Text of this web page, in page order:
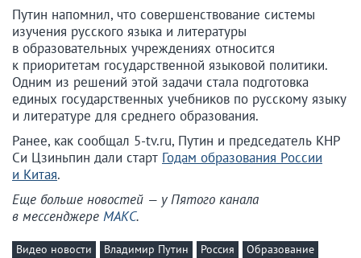
Путин напомнил, что совершенствование системы
изучения русского языка и литературы
в образовательных учреждениях относится
к приоритетам государственной языковой политики.
Одним из решений этой задачи стала подготовка
единых государственных учебников по русскому языку
и литературе для среднего образования.
Ранее, как сообщал 5-tv.ru, Путин и председатель КНР
Си Цзиньпин дали старт Годам образования России
и Китая.
Еще больше новостей — у Пятого канала
в мессенджере МАКС.
Видео новости Владимир Путин Россия Образование